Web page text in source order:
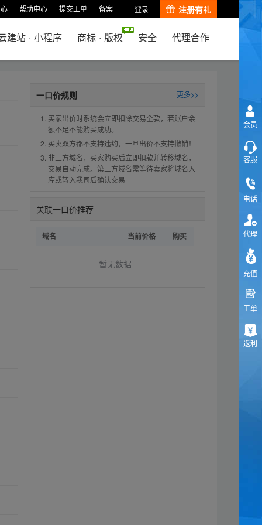
帮助中心 提交工单 备案 登录 注册有礼
建站 · 小程序 商标 · 版权 安全 代理合作
一口价规则 更多>>
买家出价时系统会立即扣除交易全款，若账户余
额不足不能购买成功。
买卖双方都不支持违约，一旦出价不支持撤销！
非三方域名，买家购买后立即扣款并转移域名，
交易自动完成。第三方域名需等待卖家将域名入
库或转入我司后确认交易
关联一口价推荐
域名 当前价格 购买
暂无数据
会员
客服
电话
代理
充值
工单
返利